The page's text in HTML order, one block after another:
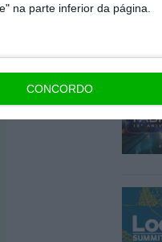
na parte inferior da página.
CONCORDO